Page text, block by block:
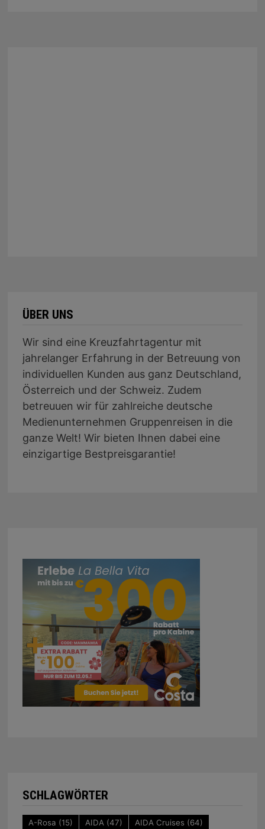
ÜBER UNS
Wir sind eine Kreuzfahrtagentur mit
jahrelanger Erfahrung in der Betreuung von
individuellen Kunden aus ganz Deutschland,
Österreich und der Schweiz. Zudem
betreuuen wir für zahlreiche deutsche
Medienunternehmen Gruppenreisen in die
ganze Welt! Wir bieten Ihnen dabei eine
einzigartige Bestpreisgarantie!
SCHLAGWÖRTER
A-Rosa (15) AIDA (47) AIDA Cruises (64)